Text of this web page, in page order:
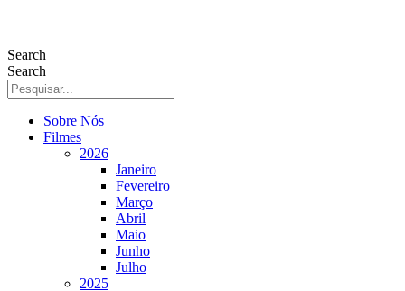
Search
Search
Sobre Nós
Filmes
2026
Janeiro
Fevereiro
Março
Abril
Maio
Junho
Julho
2025